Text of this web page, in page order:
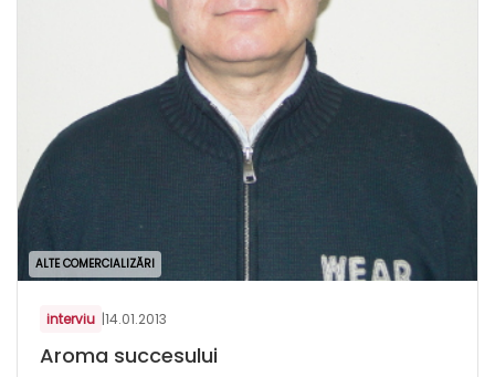
ALTE COMERCIALIZĂRI
interviu |14.01.2013
Aroma succesului